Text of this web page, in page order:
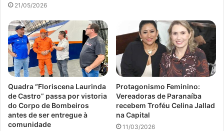
21/05/2026
Quadra “Floriscena Laurinda
de Castro” passa por vistoria
do Corpo de Bombeiros
antes de ser entregue à
comunidade
Protagonismo Feminino:
Vereadoras de Paranaíba
recebem Troféu Celina Jallad
na Capital
11/03/2026